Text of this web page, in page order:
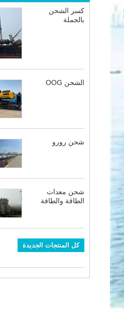
كسر الشحن
بالجملة
الشحن OOG
شحن رورو
شحن معدات
الطاقة والطاقة
كل المنتجات الجديدة